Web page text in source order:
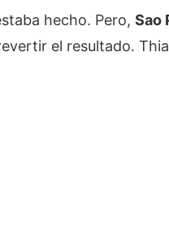
hecho. Pero, Sao
el resultado.